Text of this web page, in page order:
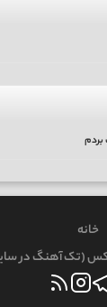
بردم
خانه
(تک آهنگ در سایت